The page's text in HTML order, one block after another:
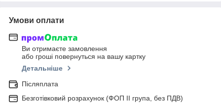
Умови оплати
Ви отримаєте замовлення
або гроші повернуться на вашу картку
Детальніше
Післяплата
Безготівковий розрахунок (ФОП ІІ група, без ПДВ)